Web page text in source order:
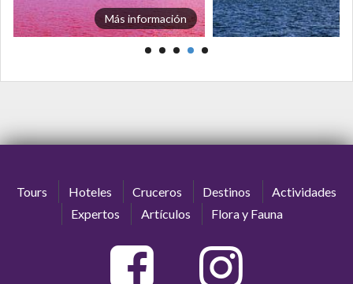
Más información
Tours Hoteles Cruceros Destinos
Actividades
Expertos
Artículos Flora y Fauna